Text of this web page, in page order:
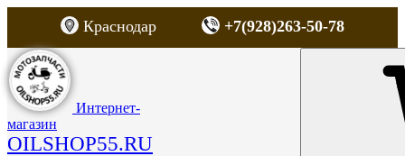
Краснодар +7(928)263-50-78
Интернет-
магазин
OILSHOP55.RU